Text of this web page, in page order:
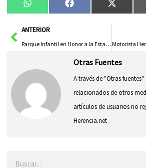
Compartir
en
WhatsAppCompartir
en
Facebook
en
X
AntANTERIOR
Parque Infantil en Honor a la Estación Ferroviaria Abre en La Plaza Ramón Cajal
Otras Fuentes
A través de "Otras
relacionados de otros
artículos de usuarios no
Herencia.net